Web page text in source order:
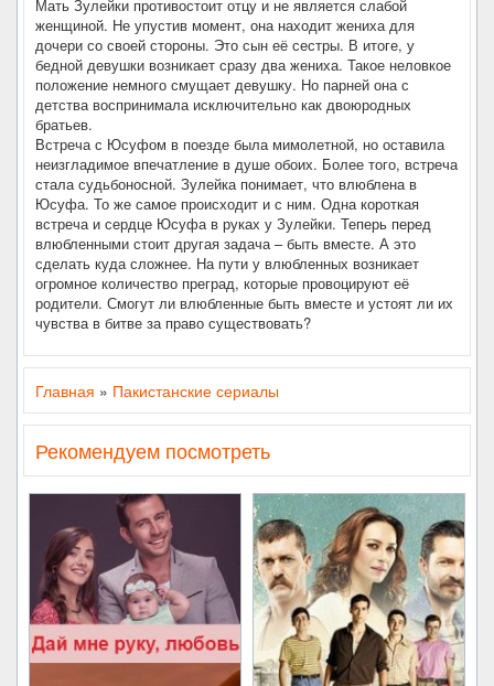
Мать Зулейки противостоит отцу и не является слабой
женщиной. Не упустив момент, она находит жениха для
дочери со своей стороны. Это сын её сестры. В итоге, у
бедной девушки возникает сразу два жениха. Такое неловкое
положение немного смущает девушку. Но парней она с
детства воспринимала исключительно как двоюродных
братьев.
Встреча с Юсуфом в поезде была мимолетной, но оставила
неизгладимое впечатление в душе обоих. Более того, встреча
стала судьбоносной. Зулейка понимает, что влюблена в
Юсуфа. То же самое происходит и с ним. Одна короткая
встреча и сердце Юсуфа в руках у Зулейки. Теперь перед
влюбленными стоит другая задача – быть вместе. А это
сделать куда сложнее. На пути у влюбленных возникает
огромное количество преград, которые провоцируют её
родители. Смогут ли влюбленные быть вместе и устоят ли их
чувства в битве за право существовать?
Главная » Пакистанские сериалы
Рекомендуем посмотреть